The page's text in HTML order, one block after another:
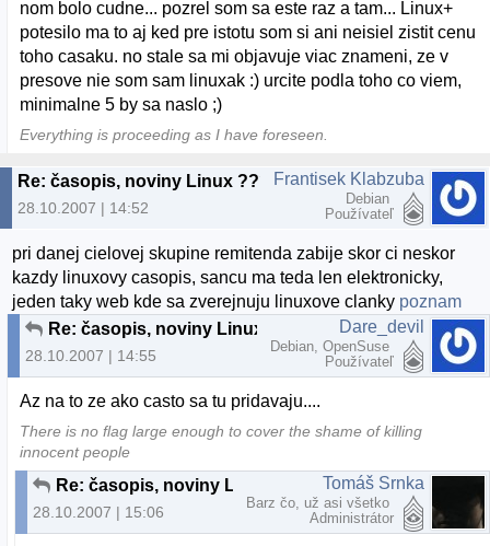
nom bolo cudne... pozrel som sa este raz a tam... Linux+
potesilo ma to aj ked pre istotu som si ani neisiel zistit cenu
toho casaku. no stale sa mi objavuje viac znameni, ze v
presove nie som sam linuxak :) urcite podla toho co viem,
minimalne 5 by sa naslo ;)
Everything is proceeding as I have foreseen.
Re: časopis, noviny Linux ???
28.10.2007 | 14:52
Frantisek Klabzuba
Debian
Používateľ
pri danej cielovej skupine remitenda zabije skor ci neskor
kazdy linuxovy casopis, sancu ma teda len elektronicky,
jeden taky web kde sa zverejnuju linuxove clanky poznam
Re: časopis, noviny Linux ???
28.10.2007 | 14:55
Dare_devil
Debian, OpenSuse
Používateľ
Az na to ze ako casto sa tu pridavaju....
There is no flag large enough to cover the shame of killing
innocent people
Re: časopis, noviny Linux ???
28.10.2007 | 15:06
Tomáš Srnka
Barz čo, už asi všetko
Administrátor